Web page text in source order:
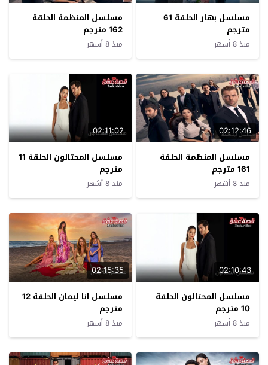
مسلسل بهار الحلقة 61
مترجم
منذ 8 أشهر
مسلسل المنظمة الحلقة
162 مترجم
منذ 8 أشهر
02:12:46
مسلسل المنظمة الحلقة
161 مترجم
منذ 8 أشهر
02:11:02
مسلسل المحتالون الحلقة 11
مترجم
منذ 8 أشهر
02:10:43
مسلسل المحتالون الحلقة
10 مترجم
منذ 8 أشهر
02:15:35
مسلسل انا ليمان الحلقة 12
مترجم
منذ 8 أشهر